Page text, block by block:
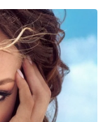
รายละเอียดเป็น
เผชิญเหตุ
ห้มีความพร้อม